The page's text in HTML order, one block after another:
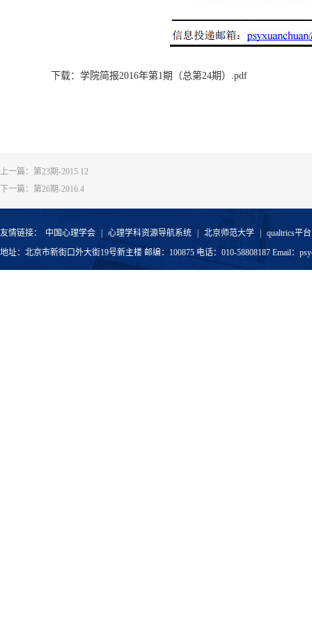
下载：学院简报2016年第1期（总第24期）.pdf
上一篇： 第23期-2015.12
下一篇： 第26期-2016.4
友情链接： 中国心理学会 心理学科资源导航系统 北京师范大学
qualtrics平台
地址：北京市新街口外大街19号新主楼 邮编：100875 电话：010-58808187 Email：